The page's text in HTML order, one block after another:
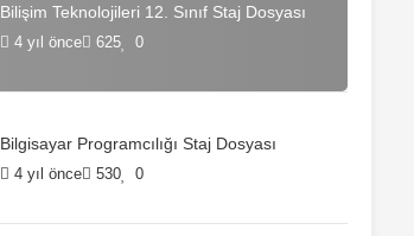
Bilişim Teknolojileri 12. Sınıf Staj Dosyası
4 yıl önce 625 0
Bilgisayar Programcılığı Staj Dosyası
4 yıl önce 530 0